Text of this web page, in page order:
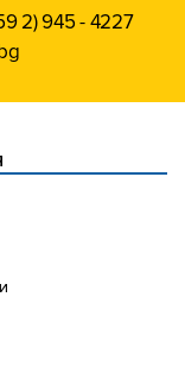
2) 945 - 4227